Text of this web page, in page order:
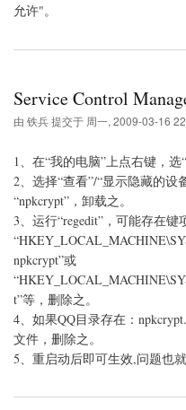
允许"。
Service Control
由 铁兵提交于 周一, 2009-03-16
1、在“我的电脑”上点右键，选
2、选择“查看”/“显示隐藏的设
“npkcrypt”，卸载之。
3、运行“regedit”，可能存在键
npkcrypt”或
t”等，删除之。
4、如果QQ目录存在：
文件，删除之。
5、重启动后即可生效,问题也就